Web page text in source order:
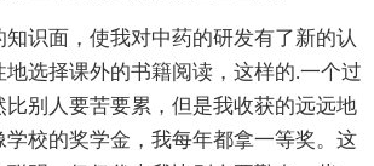
知识面，使我对中药的研发有了新的认
选择课外的书籍阅读，这样的.一个过
别人要苦要累，但是我收获的远远地
学校的奖学金，我每年都拿一等奖。这